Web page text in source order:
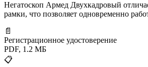
Негатоскоп Армед Двухкадровый
рамки, что позволяет одновременно
📄
Регистрационное удостоверение
PDF, 1.2 МБ
📋